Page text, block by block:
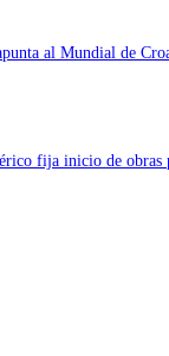
al Mundial de
fija inicio de obras